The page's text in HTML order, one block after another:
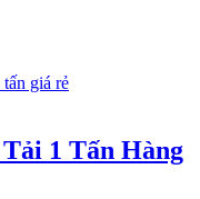
1 Tấn Hàng